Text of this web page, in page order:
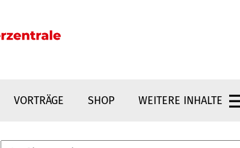
VORTRÄGE SHOP WEITERE INHALTE